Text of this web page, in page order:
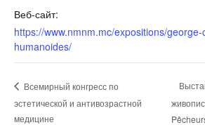
Веб-сайт:
https://www.nmnm.mc/expositions/george-
humanoides/
Всемирный конгресс по
эстетической и антивозрастной
медицине